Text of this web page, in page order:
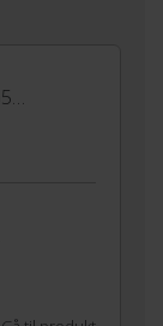
INNERGY+ Drikkedunk 650ml